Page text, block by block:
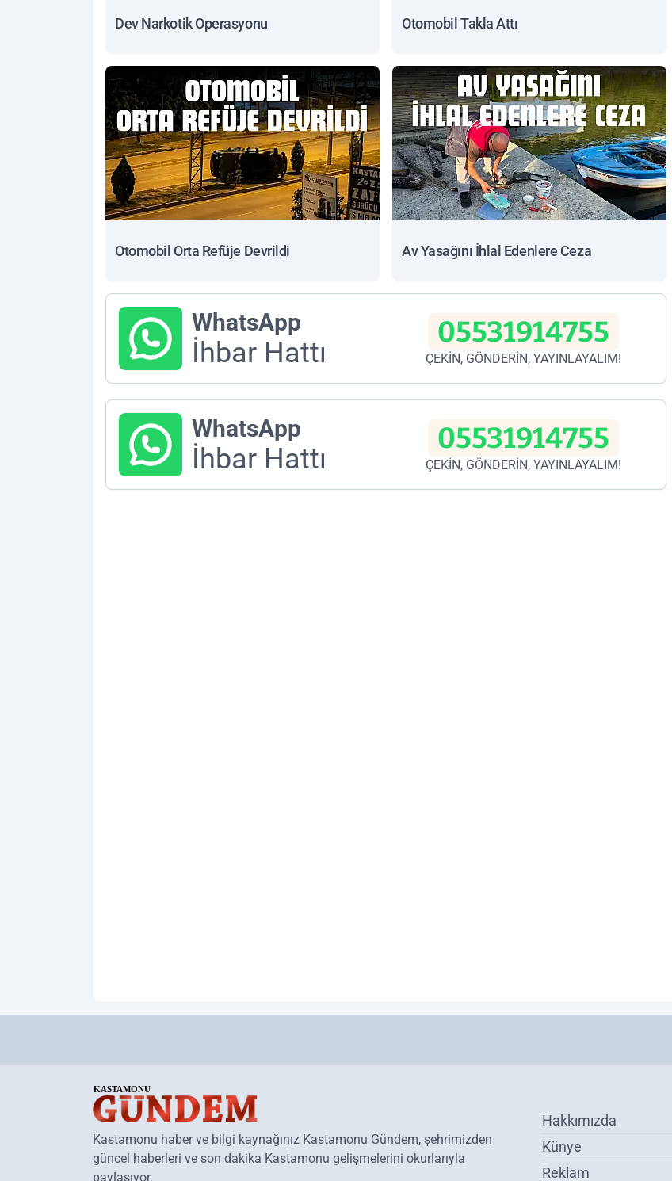
Dev Narkotik Operasyonu Otomobil Takla Attı
Otomobil Orta Refüje Devrildi Av Yasağını İhlal Edenlere Ceza
WhatsApp
İhbar Hattı
05531914755
ÇEKİN, GÖNDERİN, YAYINLAYALIM!
WhatsApp
İhbar Hattı
05531914755
ÇEKİN, GÖNDERİN, YAYINLAYALIM!
Kastamonu haber ve bilgi kaynağınız Kastamonu Gündem, şehrimizden
güncel haberleri ve son dakika Kastamonu gelişmelerini okurlarıyla
paylaşıyor.
Hakkımızda
Künye
Reklam